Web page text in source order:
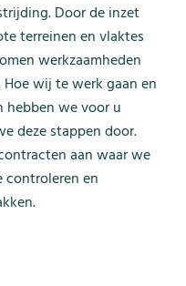
Door de inzet
terreinen en vlaktes
werkzaamheden
wij te werk gaan en
we voor u
deze stappen door.
aan waar we
en